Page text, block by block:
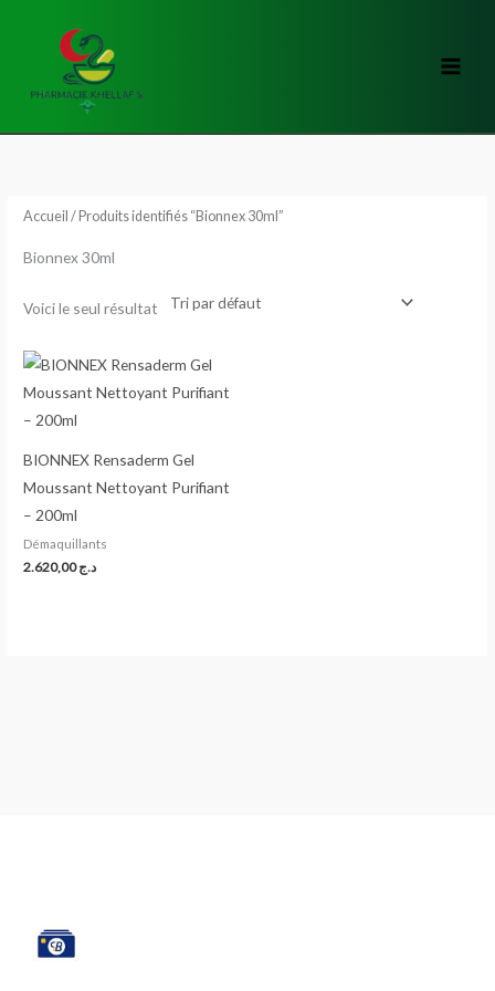
Accueil / Produits identifiés “Bionnex 30ml”
Bionnex 30ml
Voici le seul résultat
BIONNEX Rensaderm Gel
Moussant Nettoyant Purifiant
– 200ml
Démaquillants
د.ج2.620,00